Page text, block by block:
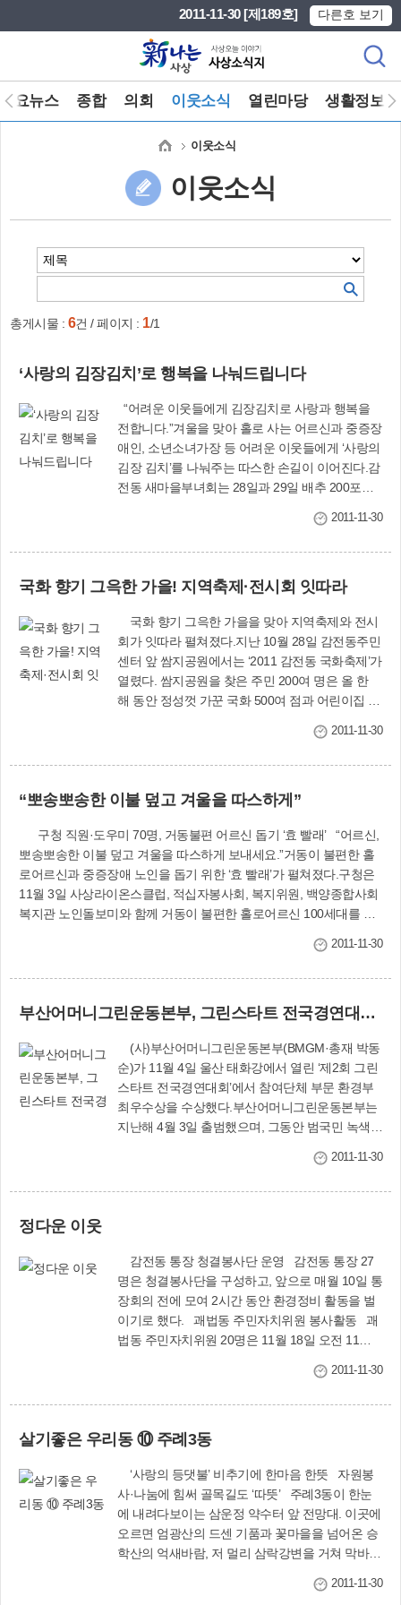
2011-11-30 [제189호] 다른호 보기
주요뉴스 종합 의회 이웃소식 열린마당 생활정보
이웃소식
이웃소식
총게시물 : 6건 / 페이지 : 1/1
‘사랑의 김장김치’로 행복을 나눠드립니다
전합니다.”겨울을 맞아 홀로 사는 어르신과 중증장
애인, 소년소녀가장 등 어려운 이웃들에게 ‘사랑의
김장 김치’를 나눠주는 따스한 손길이 이어진다.감
전동 새마을부녀회는 28일과 29일 배추 200포기
뒤 홀로어르신과 저소득 가정 등 30세대에 나눠준
배추 200포기와 갖은 양념으로 ‘사랑의 김장김
50세대에 전달한다.덕포1동 새마을부녀회·협의
회, 통장친목회 등은 11월 말에 ‘사랑의 김장김치’
240포기를 어려운 이웃 80세대에 나눠줄 예정이
다. 김장비용은 사상교회와 고려병원이 후원하기
로 했다.덕포2동 새마을부녀회도 오는 12월 8일
오전 10시 동주민센터 프로그램실에서 ‘사랑의 김
장김치’ 200포기를 담가 저소득 주민 50세대에 전
달한다.모라1동은 새마을부녀회(회장 권미영)가
8일까지 ‘사랑의 김장김치’ 450포기를 맛있게 담근
세대에 나눠줄 예정이다.모라3동의 경우 8개 단체
회원과 주민, 군장병 등 230여 명이 나선다. 이들
은 12월 7∼9일까지 동주민센터 주차장에서 배추
3천포기와 갖은 양념으로 ‘사랑의 김장김치’를 정
성껏 담근 뒤 홀로어르신 등 어려운 이웃 900세대
에 전달할 계획이다.엄궁동은 새마을부녀회 적십
물도매시장에서 배추 3천포기와 갖은 양념으로
200세대에 전달했다. 주례1동 아파트부녀회 등은
행복나눔’행사를 갖는다. 김장김치 700포기를 맛
있게 담가 경로당 14곳과 어려운 이웃 140세대에
나눠줄 예정이다. 주례3동 부녀회도 김장김치를
담가 어려운 이웃 50세대에 전달할 계획이다.이밖
에 복지관과 성당, 교회, 사찰 등에서도 사랑의 김
장김치를 맛있게 담가 온정을 나눠줄 예정이다.
매시장에서 특별행사로 진행된 ‘사랑의 김장 김치
2011-11-30
국화 향기 그윽한 가을! 지역축제·전시회 잇따라
회가 잇따라 펼쳐졌다.지난 10월 28일 감전동주민
센터 앞 쌈지공원에서는 ‘2011 감전동 국화축제’가
열렸다. 쌈지공원을 찾은 주민 200여 명은 올 한
해 동안 정성껏 가꾼 국화 500여 점과 어린이집 아
다.또 29일 덕포백양공원에서는 ‘제1회 아동 청소
동 청소년은 물론 지역주민 등 1천여 명이 참여해
한 공연을 보고, 전시된 작품 800여 점을 관람하며
즐거운 하루를 보냈다. 저소득 우수학생 20명에게
장학금 200만원을 전달하고 격려하는 시간도 가
졌다.이어 11월 2일부터 8일까지 모라3동 주공아
파트3단지 게이트볼장에서는 ‘운수골 국화축제’가
열렸다. 행사장을 찾은 주민 1천여 명은 대국·소국
등 정성껏 가꾼 국화 2천500여 점을 감상했다.주
례2동은 냉정샘터 주변 대학로에 대국·소국 화분
성했다. 또 11월 3일 동주민센터에서 ‘수강생 작품
포2동 제1회 아동 청소년 한마당 거리축제(왼쪽
사진). 모라3동 운수골 국화축제.
2011-11-30
“뽀송뽀송한 이불 덮고 겨울을 따스하게”
뽀송뽀송한 이불 덮고 겨울을 따스하게 보내세요.”거동이 불편한 홀
로어르신과 중증장애 노인을 돕기 위한 ‘효 빨래’가 펼쳐졌다.구청은
11월 3일 사상라이온스클럽, 적십자봉사회, 복지위원, 백양종합사회
복지관 노인돌보미와 함께 거동이 불편한 홀로어르신 100세대를 직
도우미’ 70명은 이날 오전 10시 백양복지관 앞에서 이불 300여 채를
(10㎏짜리 세탁기 5대 장착한 3.5톤 트럭)으로 옮겨와 깨끗이 세탁,
지낼 수 있도록 ‘사랑의 쌀’ 10㎏들이 100포도 함께 전달했다. 사업비
350만원은 사상라이온스클럽(회장 권순호)이 전액 부담했다.
〈복지정책과 ☎310-4316〉
2011-11-30
부산어머니그린운동본부, 그린스타트 전국경연대회 최우수상
순)가 11월 4일 울산 태화강에서 열린 ‘제2회 그린
스타트 전국경연대회’에서 참여단체 부문 환경부
최우수상을 수상했다.부산어머니그린운동본부는
지난해 4월 3일 출범했으며, 그동안 범국민 녹색생
천오염방지와 악취제거를 위해 감전천 일대에서
게 벌였다.
2011-11-30
정다운 이웃
명은 청결봉사단을 구성하고, 앞으로 매월 10일 통
장회의 전에 모여 2시간 동안 환경정비 활동을 벌
이기로 했다. 괘법동 주민자치위원 봉사활동 괘
법동 주민자치위원 20명은 11월 18일 오전 11시
식사를 할 수 있도록 도와드리고, 말벗이 되어드렸
와 라면 1상자씩 전달했다. 덕포2동 따사로미 봉
‘따사로미 봉사단’을 구성했다. 봉사단은 앞으로 어
려운 이웃의 낡은 집을 말끔히 수리해준다. 산불
없는 모라1동 만들기 모라1동 통장과 단체원 등
80여 명은 11월부터 5월까지 백양산에서 산불예
방 지킴이 활동을 한다. 모라3동 독거노인 월동대
책 마련 모라3동은 홀로어르신들이 겨울을 따스
하게 지낼 수 있도록 ‘동절기 독거노인 생활실태
2011-11-30
살기좋은 우리동 ⑩ 주례3동
사·나눔에 힘써 골목길도 ‘따뜻’ 주례3동이 한눈
에 내려다보이는 삼운정 약수터 앞 전망대. 이곳에
오르면 엄광산의 드센 기품과 꽃마을을 넘어온 승
학산의 억새바람, 저 멀리 삼락강변을 거쳐 막바지
넉넉한 손짓까지 한꺼번에 느낄 수 있다.서부 경남
2011-11-30